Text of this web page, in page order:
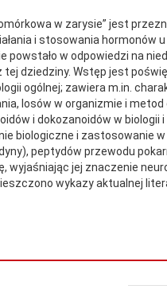
w zarysie” jest
i stosowania
powstało w odpowiedzi na
dziedziny. Wstęp jest
ogólnej; zawiera m.in.
losów w organizmie i
i dokozanoidów w
biologiczne i zastosowanie
peptydów przewodu
wyjaśniając jej znaczenie
wykazy aktualnej
02-7